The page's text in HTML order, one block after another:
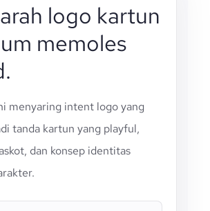
logo kartun
memoles
menyaring intent logo yang
tanda kartun yang playful,
dan konsep identitas